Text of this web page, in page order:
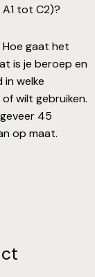
tot C2)?
Hoe gaat het
is je beroep en
in welke
wilt gebruiken.
45
op maat.